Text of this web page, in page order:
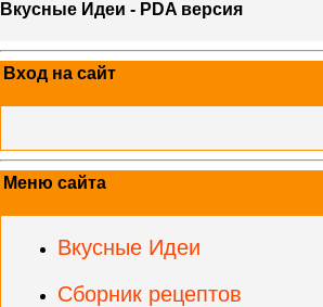
Вкусные Идеи - PDA версия
Вход на сайт
Меню сайта
Вкусные Идеи
Сборник рецептов